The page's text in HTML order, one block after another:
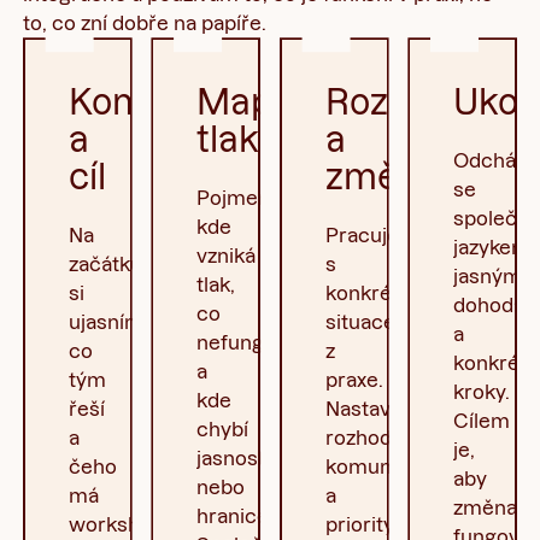
to, co zní dobře na papíře.
Kontext
a
cíl
Na
začátku
si
ujasníme,
co
tým
řeší
a
čeho
má
workshop
Mapování
tlaku
Pojmenujeme,
kde
vzniká
tlak,
co
nefunguje
a
kde
chybí
jasnost
nebo
hranice.
Rozhodnutí
a
změny
Pracujeme
s
konkrétními
situacemi
z
praxe.
Nastavujeme
rozhodnutí,
komunikaci
a
priority,
se
jazykem,
jasnými
a
kroky.
Cílem
je,
aby
změna